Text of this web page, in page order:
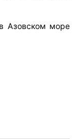
Азовском море